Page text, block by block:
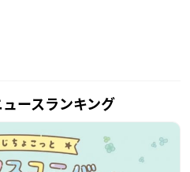
ースランキング